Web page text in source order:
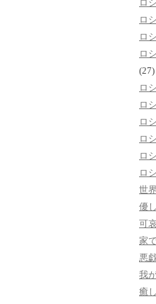
ロ
ロ
ロ
ロ
(27)
ロ
ロ
ロ
ロ
ロ
ロ
世
優
可
家
悪
我
癒